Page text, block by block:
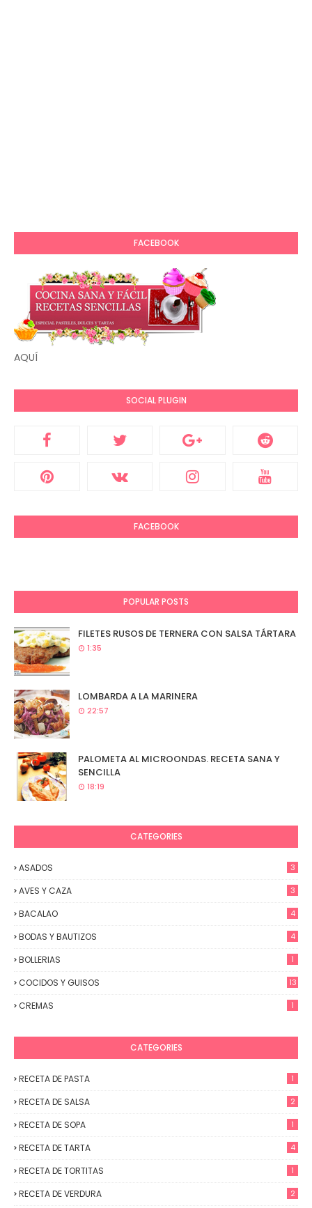
FACEBOOK
AQUÍ
SOCIAL PLUGIN
FACEBOOK
POPULAR POSTS
FILETES RUSOS DE TERNERA CON SALSA TÁRTARA
1:35
LOMBARDA A LA MARINERA
22:57
PALOMETA AL MICROONDAS. RECETA SANA Y
SENCILLA
18:19
CATEGORIES
ASADOS 3
AVES Y CAZA 3
BACALAO 4
BODAS Y BAUTIZOS 4
BOLLERIAS 1
COCIDOS Y GUISOS 13
CREMAS 1
CATEGORIES
RECETA DE PASTA 1
RECETA DE SALSA 2
RECETA DE SOPA 1
RECETA DE TARTA 4
RECETA DE TORTITAS 1
RECETA DE VERDURA 2